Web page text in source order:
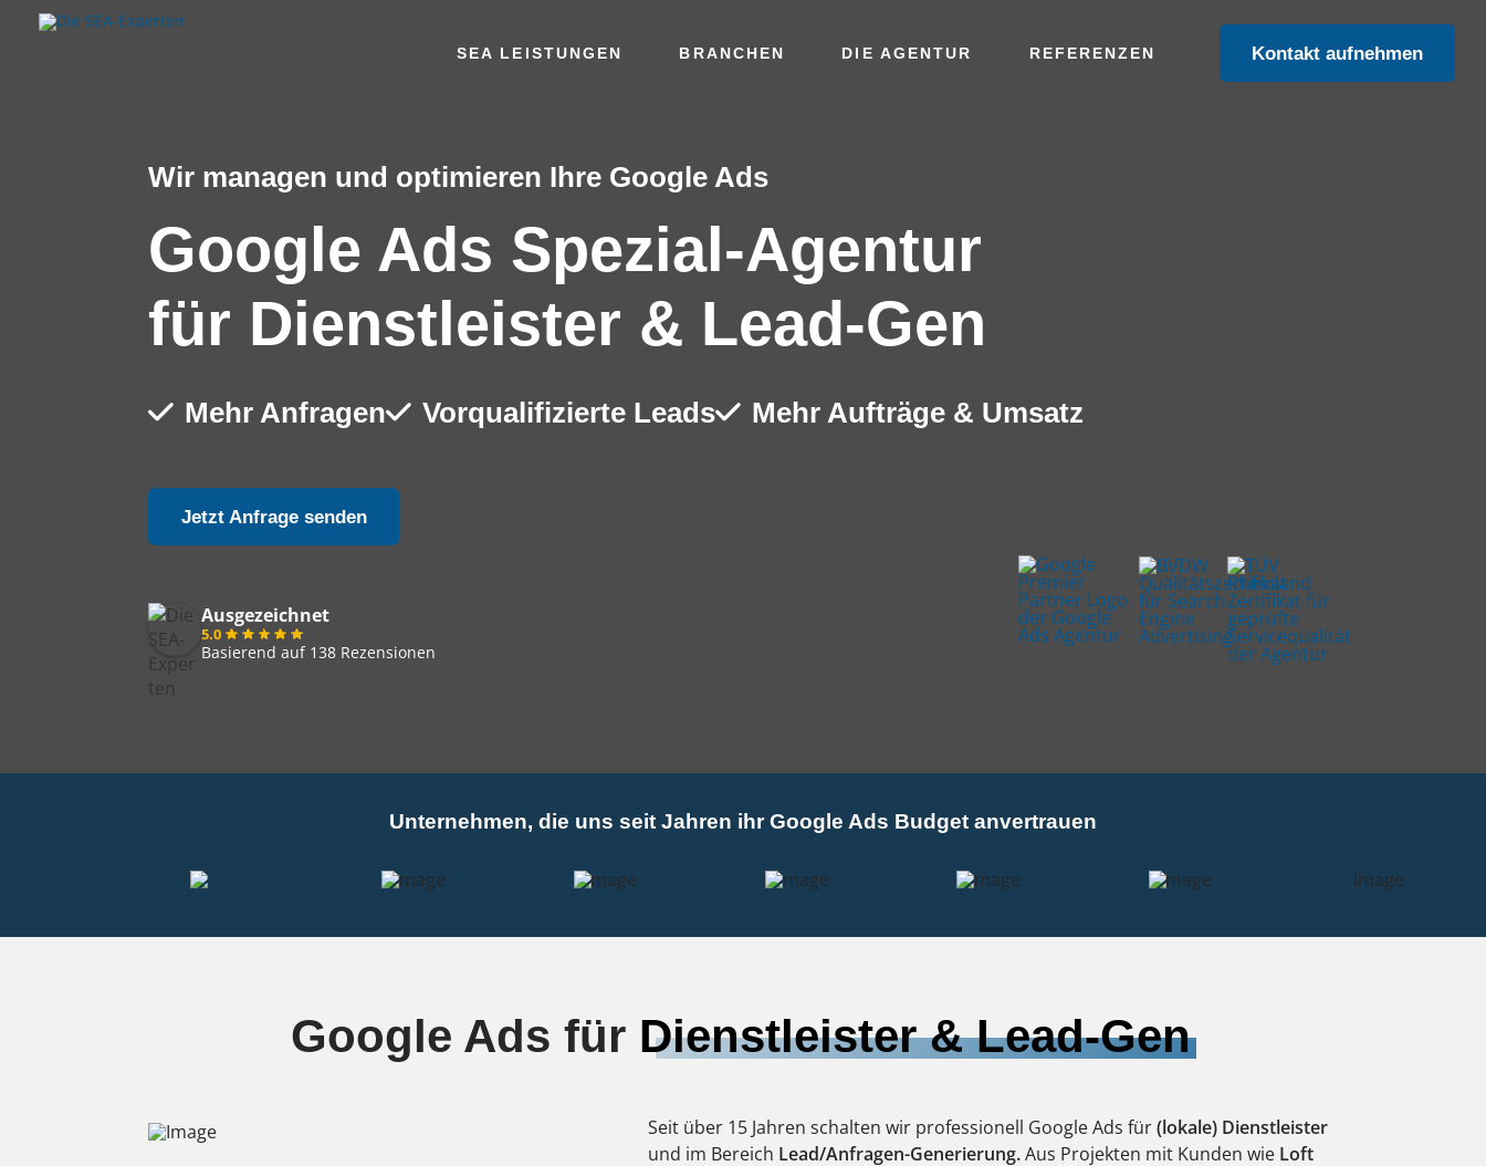
SEA LEISTUNGEN BRANCHEN DIE AGENTUR REFERENZEN Kontakt aufnehmen
Wir managen und optimieren Ihre Google Ads
Google Ads Spezial-Agentur
für Dienstleister & Lead-Gen
Mehr Anfragen Vorqualifizierte Leads Mehr Aufträge & Umsatz
Jetzt Anfrage senden
Ausgezeichnet
5.0
Basierend auf 138 Rezensionen
Unternehmen, die uns seit Jahren ihr Google Ads Budget anvertrauen
Google Ads für Dienstleister & Lead-Gen
Seit über 15 Jahren schalten wir professionell Google Ads für(lokale) Dienstleister
und im Bereich Lead/Anfragen-Generierung.Aus Projekten mit Kunden wie Loft